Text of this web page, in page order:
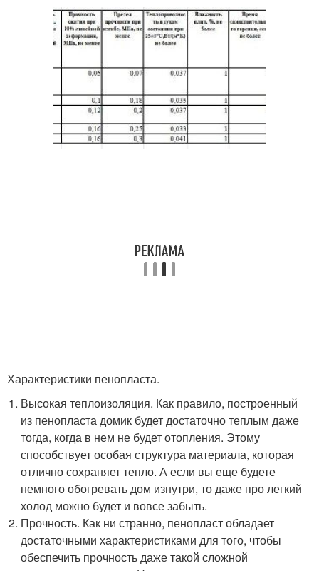
Характеристики пенопласта.
Высокая теплоизоляция. Как правило, построенный
из пенопласта домик будет достаточно теплым даже
тогда, когда в нем не будет отопления. Этому
способствует особая структура материала, которая
отлично сохраняет тепло. А если вы еще будете
немного обогревать дом изнутри, то даже про легкий
холод можно будет и вовсе забыть.
Прочность. Как ни странно, пенопласт обладает
достаточными характеристиками для того, чтобы
обеспечить прочность даже такой сложной